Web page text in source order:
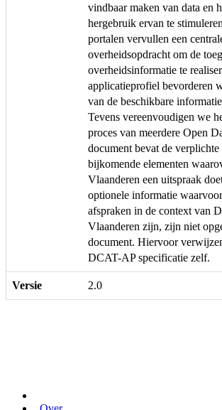
vindbaar maken van data en
hergebruik ervan te
portalen vervullen een
overheidsopdracht om de
overheidsinformatie te
applicatieprofiel bevorderen
van de beschikbare
Tevens vereenvoudigen we
proces van meerdere Open
document bevat de verplichte
bijkomende elementen
Vlaanderen een uitspraak
optionele informatie
afspraken in de context van
Vlaanderen zijn, zijn niet
document. Hiervoor
DCAT-AP specificatie zelf.
Versie 2.0